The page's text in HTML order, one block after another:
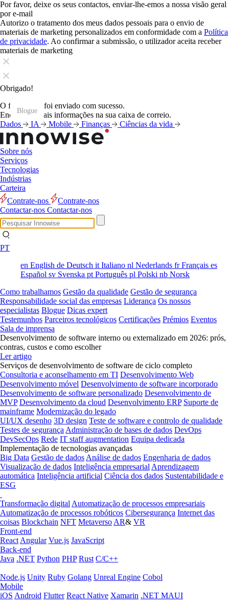
Por favor, deixe os seus contactos, enviar-lhe-emos a nossa visão geral
por e-mail
Autorizo o tratamento dos meus dados pessoais para o envio de
materiais de marketing personalizados em conformidade com a Política
de privacidade. Ao confirmar a submissão, o utilizador aceita receber
materiais de marketing
Obrigado!
O formulário foi enviado com sucesso.
Encontrará mais informações na sua caixa de correio.
Dados
IA Mobile Finanças Ciências da vida
Sobre nós
Serviços
Tecnologias
Indústrias
Carteira
Contrate-nos
Contrate-nos
Contactar-nos Contactar-nos
PT
en English de Deutsch it Italiano nl Nederlands frFrançais es
Español sv Svenska pt Português pl Polski nb Norsk
Como trabalhamos Gestão da qualidade Gestão de segurança
Responsabilidade social das empresas Liderança Os nossos
especialistas Blogue Dicas expert
Testemunhos Parceiros tecnológicos Certificações Prémios Eventos
Sala de imprensa
Desenvolvimento de software interno ou externalizado em 2026: prós,
contras, custos e como escolher
Ler artigo
Serviços de desenvolvimento de software de ciclo completo
Consultoria e aconselhamento em TI Desenvolvimento Web
Desenvolvimento móvel Desenvolvimento de software incorporado
Desenvolvimento de software personalizado Desenvolvimento de
MVP Desenvolvimento da cloud Desenvolvimento ERP Suporte de
mainframe Modernização do legado
UI/UX desenho 3D design Teste de software e controlo de qualidade
Testes de segurança Administração de bases de dados DevOps
DevSecOps Rede IT staff augmentation Equipa dedicada
Implementação de tecnologias avançadas
Big Data Gestão de dados Análise de dados Engenharia de dados
Visualização de dados Inteligência empresarial Aprendizagem
automática Inteligência artificial Ciência dos dados Sustentabilidade e
ESG
Transformação digital Automatização de processos empresariais
Automatização de processos robóticos Cibersegurança Internet das
coisas Blockchain NFT Metaverso AR& VR
Front-end
React Angular Vue.js JavaScript
Back-end
Java .NET Python PHP Rust C/C++
Node.js Unity Ruby Golang Unreal Engine Cobol
Mobile
iOS Android Flutter React Native Xamarin .NET MAUI
Blogue
Blogue
Blogue
Blogue
Blogue
Blogue
Blogue
Blogue
Blogue
Blogue
Blogue
Blogue